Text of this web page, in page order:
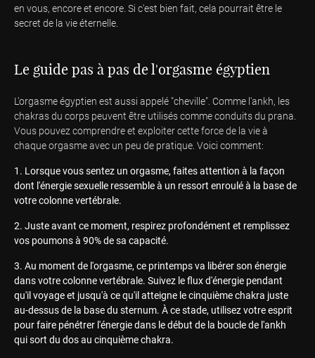
en vous, encore et encore. Si c'est bien fait, cela pourrait être le
secret de la vie éternelle.
Le guide pas à pas de l'orgasme égyptien
L'orgasme égyptien est aussi appelé "cheville". Comme l'ankh, les
chakras du corps peuvent être utilisés comme conduits du prana.
Vous pouvez comprendre et exploiter cette force de la vie à
chaque orgasme avec un peu de pratique. Voici comment:
Lorsque vous sentez un orgasme, faites attention à la façon
dont l'énergie sexuelle ressemble à un ressort enroulé à la base de
votre colonne vertébrale.
Juste avant ce moment, respirez profondément et remplissez
vos poumons à 90% de sa capacité.
Au moment de l'orgasme, ce printemps va libérer son énergie
dans votre colonne vertébrale. Suivez le flux d'énergie pendant
qu'il voyage et jusqu'à ce qu'il atteigne le cinquième chakra juste
au-dessus de la base du sternum. À ce stade, utilisez votre esprit
pour faire pénétrer l'énergie dans le début de la boucle de l'ankh
qui sort du dos au cinquième chakra.